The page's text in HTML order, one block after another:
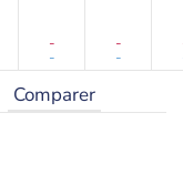
-
-
-
-
Comparer